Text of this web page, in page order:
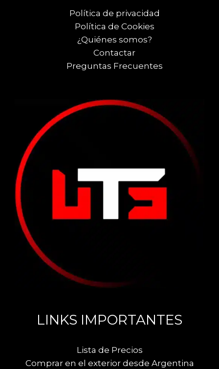
Política de privacidad
Política de Cookies
¿Quiénes somos?
Contactar
Preguntas Frecuentes
LINKS IMPORTANTES
Lista de Precios
Comprar en el exterior desde Argentina